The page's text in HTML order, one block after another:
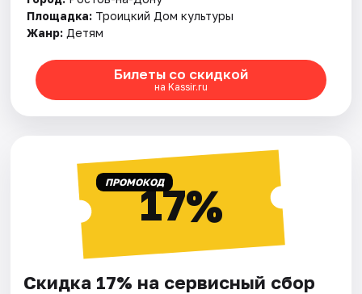
Рейтинги
Площадка: Троицкий Дом культуры
Жанр: Детям
Билеты со скидкой
на Kassir.ru
ПРОМОКОД17%
Скидка 17% на сервисный сбор